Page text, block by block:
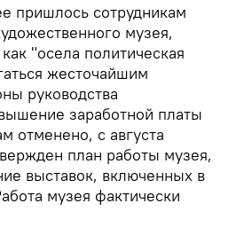
пришлось сотрудникам
музея,
"осела политическая
жесточайшим
руководства
заработной платы
отменено, с августа
план работы музея,
выставок, включенных в
музея фактически